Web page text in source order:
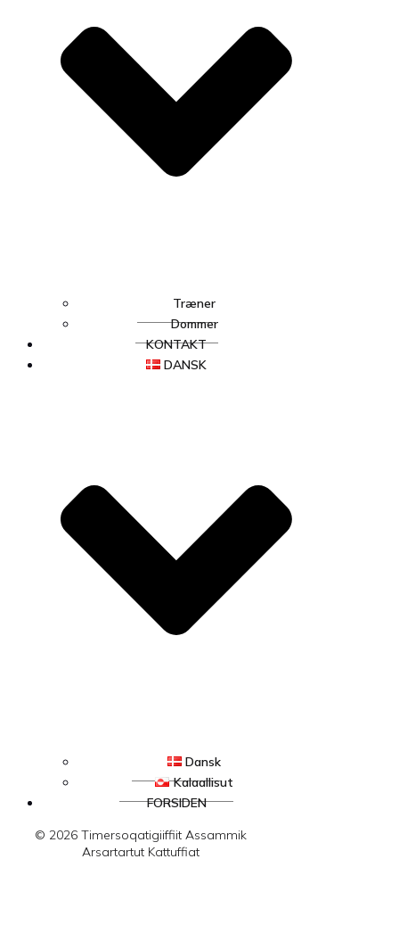
Træner
Dommer
KONTAKT
DANSK
Dansk
Kalaallisut
FORSIDEN
© 2026 Timersoqatigiiffiit Assammik
Arsartartut Kattuffiat